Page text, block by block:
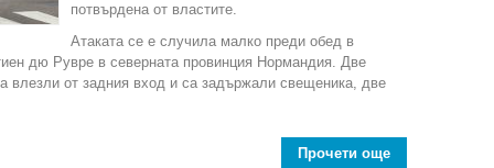
потвърдена от властите.
Атаката се е случила малко преди обед в
дю Рувре в северната провинция Нормандия. Две
влезли от задния вход и са задържали свещеника, две
Прочети още